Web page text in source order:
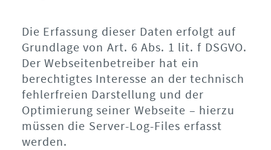
Die Erfassung dieser Daten erfolgt auf
Grundlage von Art. 6 Abs. 1 lit. f DSGVO.
Der Webseitenbetreiber hat ein
berechtigtes Interesse an der technisch
fehlerfreien Darstellung und der
Optimierung seiner Webseite – hierzu
müssen die Server-Log-Files erfasst
werden.